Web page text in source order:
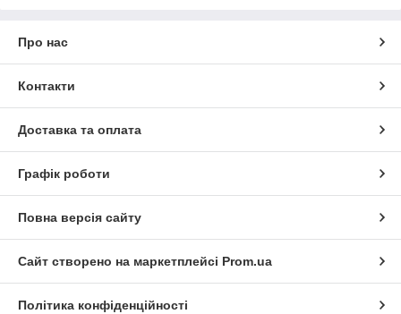
Про нас
Контакти
Доставка та оплата
Графік роботи
Повна версія сайту
Сайт створено на маркетплейсі Prom.ua
Політика конфіденційності